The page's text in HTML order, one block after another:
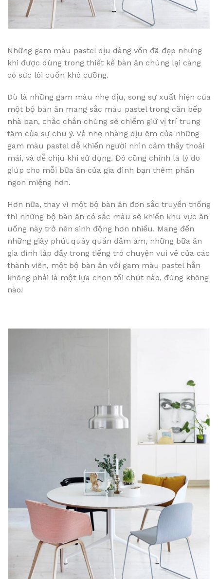
Những gam màu pastel dịu dàng vốn đã đẹp nhưng
khi được dùng trong thiết kế bàn ăn chúng lại càng
có sức lôi cuốn khó cưỡng.
Dù là những gam màu nhẹ dịu, song sự xuất hiện của
một bộ bàn ăn mang sắc màu pastel trong căn bếp
nhà bạn, chắc chắn chúng sẽ chiếm giữ vị trí trung
tâm của sự chú ý. Vẻ nhẹ nhàng dịu êm của những
gam màu pastel dễ khiến người nhìn cảm thấy thoải
mái, và dễ chịu khi sử dụng. Đó cũng chính là lý do
giúp cho mỗi bữa ăn của gia đình bạn thêm phần
ngon miệng hơn.
Hơn nữa, thay vì một bộ bàn ăn đơn sắc truyền thống
thì những bộ bàn ăn có sắc màu sẽ khiến khu vực ăn
uống này trở nên sinh động hơn nhiều. Mang đến
những giây phút quây quần đầm ấm, những bữa ăn
gia đình lấp đầy trong tiếng trò chuyện vui vẻ của các
thành viên, một bộ bàn ăn với gam màu pastel hẳn
không phải là một lựa chọn tồi chút nào, đúng không
nào!